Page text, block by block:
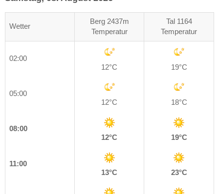
Wetter
Berg 2437m
Temperatur
Tal 1164
Temperatur
02:00
12°C
19°C
05:00
12°C
18°C
08:00
12°C
19°C
11:00
13°C
23°C